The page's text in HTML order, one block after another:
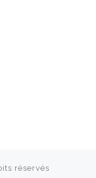
réservés